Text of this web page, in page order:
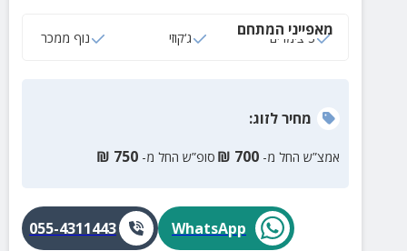
ממנו.
מאפייני המתחם
3 צימרים ג‘קוזי נוף ממכר
מחירלזוג:
אמצ”ש החל מ- 700
₪ סופ”ש החל מ- 750
₪
WhatsApp
055-4311443